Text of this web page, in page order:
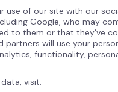
use of our site with our
Google, who may
to them or that they've
partners will use your
functionality,
visit: